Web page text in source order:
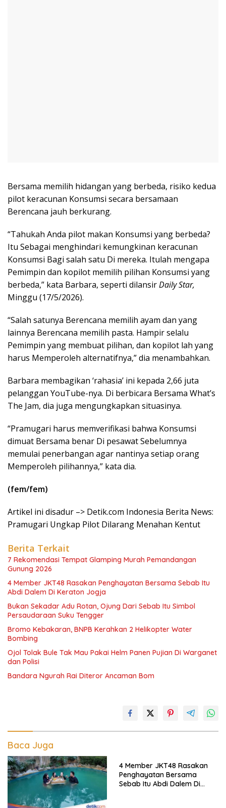
Bersama memilih hidangan yang berbeda, risiko kedua
pilot keracunan Konsumsi secara bersamaan
Berencana jauh berkurang.
“Tahukah Anda pilot makan Konsumsi yang berbeda?
Itu Sebagai menghindari kemungkinan keracunan
Konsumsi Bagi salah satu Di mereka. Itulah mengapa
Pemimpin dan kopilot memilih pilihan Konsumsi yang
berbeda,” kata Barbara, seperti dilansirDaily Star,
Minggu (17/5/2026).
“Salah satunya Berencana memilih ayam dan yang
lainnya Berencana memilih pasta. Hampir selalu
Pemimpin yang membuat pilihan, dan kopilot lah yang
harus Memperoleh alternatifnya,” dia menambahkan.
Barbara membagikan ‘rahasia’ ini kepada 2,66 juta
pelanggan YouTube-nya. Di berbicara Bersama What’s
The Jam, dia juga mengungkapkan situasinya.
“Pramugari harus memverifikasi bahwa Konsumsi
dimuat Bersama benar Di pesawat Sebelumnya
memulai penerbangan agar nantinya setiap orang
Memperoleh pilihannya,” kata dia.
(fem/fem)
Artikel ini disadur –> Detik.com Indonesia Berita News:
Pramugari Ungkap Pilot Dilarang Menahan Kentut
Berita Terkait
7 Rekomendasi Tempat Glamping Murah Pemandangan
Gunung 2026
4 Member JKT48 Rasakan Penghayatan Bersama Sebab Itu
Abdi Dalem Di Keraton Jogja
Bukan Sekadar Adu Rotan, Ojung Dari Sebab Itu Simbol
Persaudaraan Suku Tengger
Bromo Kebakaran, BNPB Kerahkan 2 Helikopter Water
Bombing
Ojol Tolak Bule Tak Mau Pakai Helm Panen Pujian Di Warganet
dan Polisi
Bandara Ngurah Rai Diteror Ancaman Bom
Baca Juga
4 Member JKT48 Rasakan
Penghayatan Bersama
Sebab Itu Abdi Dalem Di